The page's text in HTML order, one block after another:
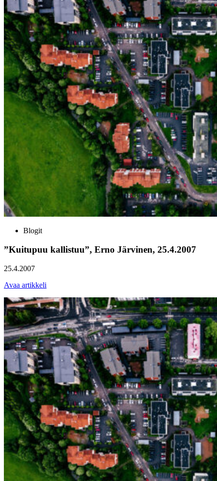
Blogit
”Kuitupuu kallistuu”, Erno Järvinen, 25.4.2007
25.4.2007
Avaa artikkeli